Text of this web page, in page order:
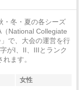
0
0
0
・冬・夏の各シーズ
National Collegiate
で、大会の運営を行
がI、II、IIIとランク
ます。
女性